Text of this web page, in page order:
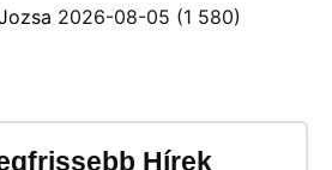
2026-08-05 (1 580)
Hírek